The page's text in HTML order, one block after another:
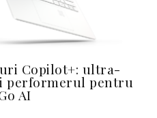
Copilot+: ultra-
performerul pentru
AI